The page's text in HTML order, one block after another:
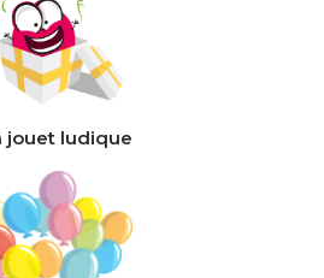
jouet ludique